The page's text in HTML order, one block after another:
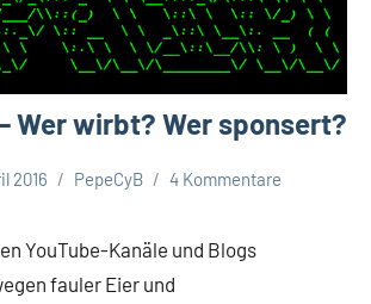
Wer wirbt? Wer sponsert?
2016 PepeCyB 4 Kommentare
YouTube-Kanäle und Blogs
fauler Eier und